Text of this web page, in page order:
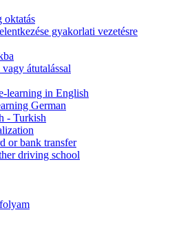
oktatás
gyakorlati vezetésre
átutalással
learning in English
German
- Turkish
or bank transfer
driving school